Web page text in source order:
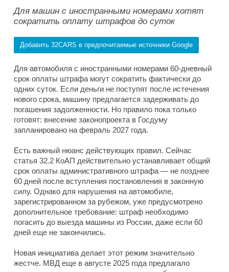
Для машин с иностранными номерами хотят
сократить оплату штрафов до суток
Добавить 32CARS в предпочитаемые источники Google
Для автомобиля с иностранными номерами 60-дневный
срок оплаты штрафа могут сократить фактически до
одних суток. Если деньги не поступят после истечения
нового срока, машину предлагается задерживать до
погашения задолженности. Но правило пока только
готовят: внесение законопроекта в Госдуму
запланировано на февраль 2027 года.
Есть важный нюанс действующих правил. Сейчас
статья 32.2 КоАП действительно устанавливает общий
срок оплаты административного штрафа — не позднее
60 дней после вступления постановления в законную
силу. Однако для нарушения на автомобиле,
зарегистрированном за рубежом, уже предусмотрено
дополнительное требование: штраф необходимо
погасить до выезда машины из России, даже если 60
дней еще не закончились.
Новая инициатива делает этот режим значительно
жестче. МВД еще в августе 2025 года предлагало